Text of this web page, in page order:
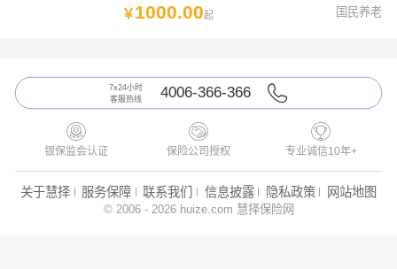
￥1000.00起 国民养老
7x24小时
客服热线
4006-366-366

银保监会认证

保险公司授权

专业诚信10年+
关于慧择 服务保障 联系我们 信息披露 隐私政策 网站地图
© 2006 - 2026 huize.com 慧择保险网